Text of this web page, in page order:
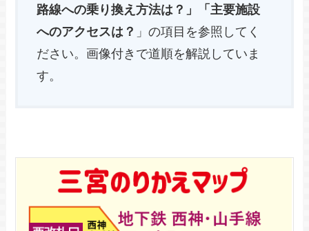
路線への乗り換え方法は？」「主要施設
へのアクセスは？ 」の項目を参照してく
ださい。画像付きで道順を解説していま
す。